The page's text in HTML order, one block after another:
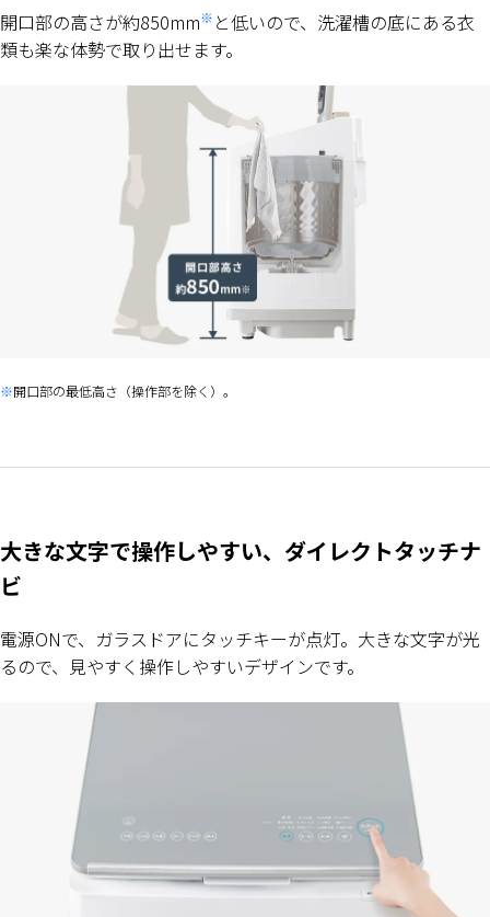
開口部の高さが約850mm※ と低いので、洗濯槽の底にある衣
類も楽な体勢で取り出せます。
開口部の最低高さ（操作部を除く）。
大きな文字で操作しやすい、ダイレクトタッチナ
ビ
電源ONで、ガラスドアにタッチキーが点灯。大きな文字が光
るので、見やすく操作しやすいデザインです。